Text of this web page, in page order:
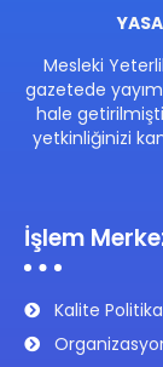
Mesleki
gazetede
hale
yetkinliğinizi
İşlem
Kalite